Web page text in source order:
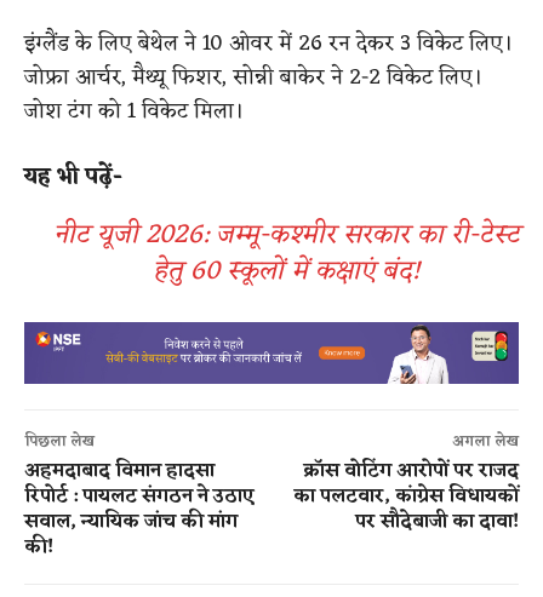
इंग्लैंड के लिए बेथेल ने 10 ओवर में 26 रन देकर 3 विकेट लिए।
जोफ्रा आर्चर, मैथ्यू फिशर, सोन्नी बाकेर ने 2-2 विकेट लिए।
जोश टंग को 1 विकेट मिला।
यह भी पढ़ें-
नीट यूजी 2026: जम्मू-कश्मीर सरकार का री-टेस्ट
हेतु 60 स्कूलों में कक्षाएं बंद!
पिछला लेख
अहमदाबाद विमान हादसा
रिपोर्ट : पायलट संगठन ने उठाए
सवाल, न्यायिक जांच की मांग
की!
अगला लेख
क्रॉस वोटिंग आरोपों पर राजद
का पलटवार, कांग्रेस विधायकों
पर सौदेबाजी का दावा!